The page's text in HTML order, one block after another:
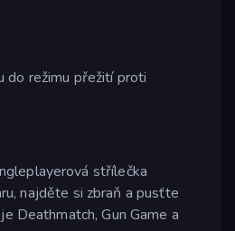
do režimu přežití proti
střílečka
najděte si zbraň a pusťte
Deathmatch, Gun Game a